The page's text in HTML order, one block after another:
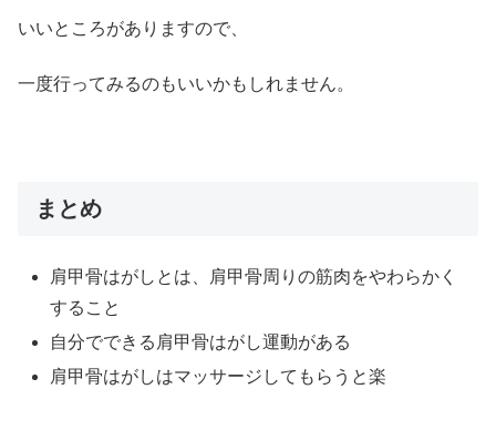
いいところがありますので、
一度行ってみるのもいいかもしれません。
まとめ
肩甲骨はがしとは、肩甲骨周りの筋肉をやわらかく
すること
自分でできる肩甲骨はがし運動がある
肩甲骨はがしはマッサージしてもらうと楽